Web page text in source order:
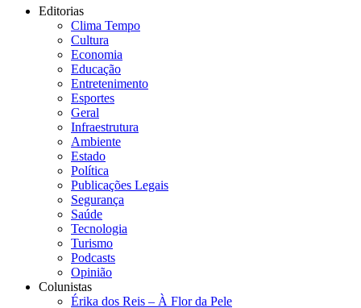
Editorias
Clima Tempo
Cultura
Economia
Educação
Entretenimento
Esportes
Geral
Infraestrutura
Ambiente
Estado
Política
Publicações Legais
Segurança
Saúde
Tecnologia
Turismo
Podcasts
Opinião
Colunistas
Érika dos Reis​ – À Flor da Pele